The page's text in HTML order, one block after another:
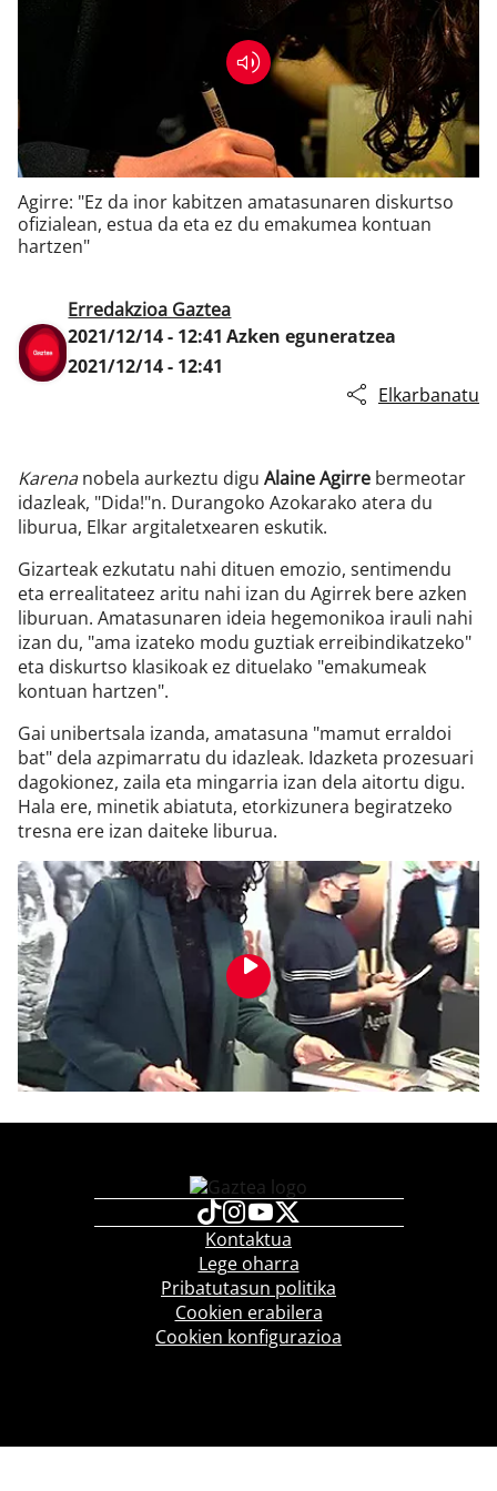
Agirre: "Ez da inor kabitzen amatasunaren diskurtso
ofizialean, estua da eta ez du emakumea kontuan
hartzen"
Erredakzioa Gaztea
2021/12/14 - 12:41 Azken eguneratzea
2021/12/14 - 12:41
Elkarbanatu
Karenanobela aurkeztu digu Alaine Agirre bermeotar
idazleak, "Dida!"n. Durangoko Azokarako atera du
liburua, Elkar argitaletxearen eskutik.
Gizarteak ezkutatu nahi dituen emozio, sentimendu
eta errealitateez aritu nahi izan du Agirrek bere azken
liburuan. Amatasunaren ideia hegemonikoa irauli nahi
izan du, "ama izateko modu guztiak erreibindikatzeko"
eta diskurtso klasikoak ez dituelako "emakumeak
kontuan hartzen".
Gai unibertsala izanda, amatasuna "mamut erraldoi
bat" dela azpimarratu du idazleak. Idazketa prozesuari
dagokionez, zaila eta mingarria izan dela aitortu digu.
Hala ere, minetik abiatuta, etorkizunera begiratzeko
tresna ere izan daiteke liburua.
Kontaktua
Lege oharra
Pribatutasun politika
Cookien erabilera
Cookien konfigurazioa